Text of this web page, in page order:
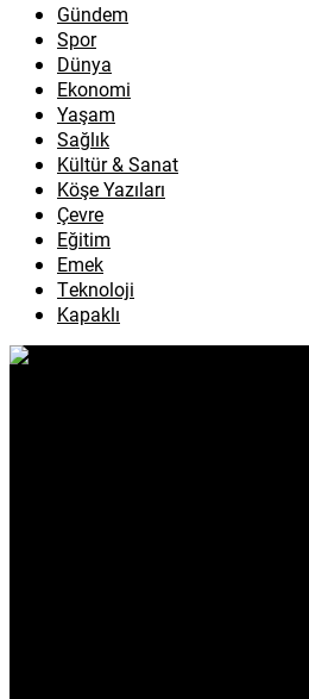
Gündem
Spor
Dünya
Ekonomi
Yaşam
Sağlık
Kültür & Sanat
Köşe Yazıları
Çevre
Eğitim
Emek
Teknoloji
Kapaklı